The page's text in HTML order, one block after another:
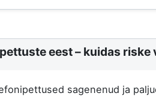
eest – kuidas riske
sagenenud ja